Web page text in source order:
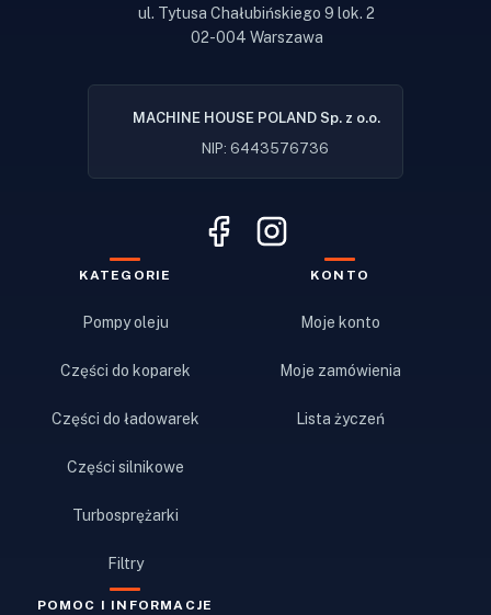
ul. Tytusa Chałubińskiego 9 lok. 2
02-004 Warszawa
MACHINE HOUSE POLAND Sp. z o.o.
NIP: 6443576736
KATEGORIE
Pompy oleju
Części do koparek
Części do ładowarek
Części silnikowe
Turbosprężarki
Filtry
KONTO
Moje konto
Moje zamówienia
Lista życzeń
POMOC I INFORMACJE